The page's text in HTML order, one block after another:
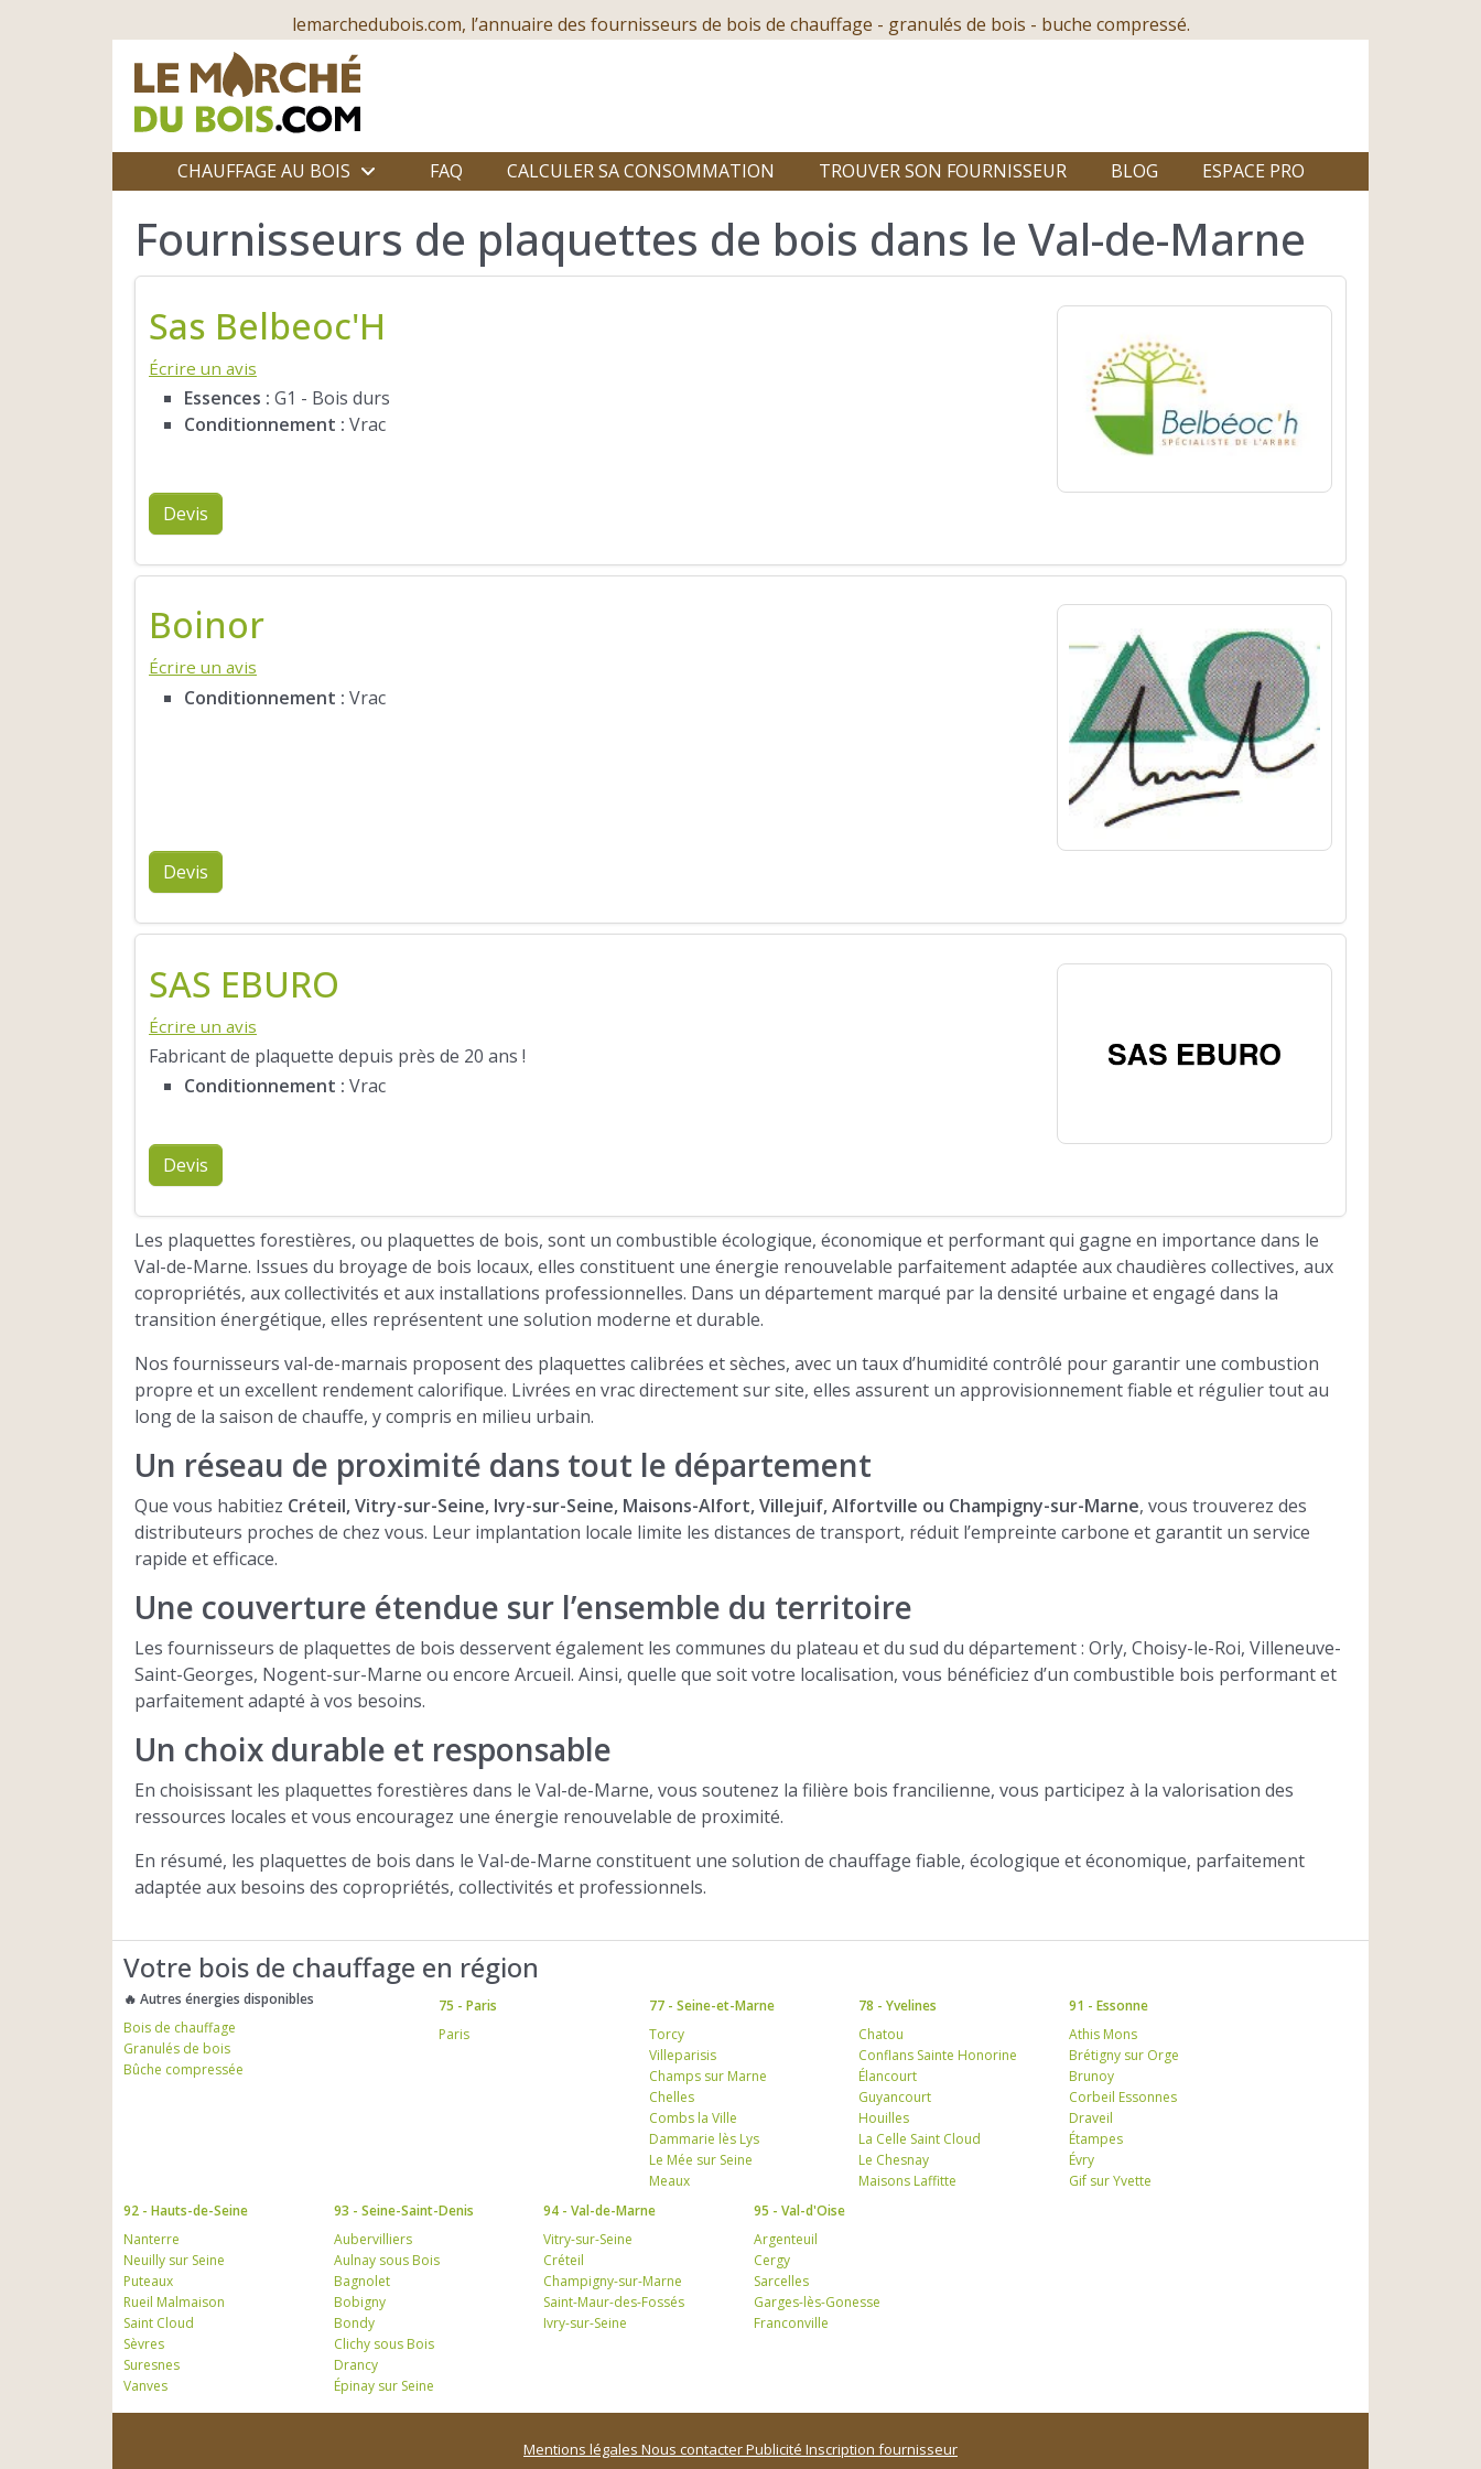
lemarchedubois.com, l’annuaire des fournisseurs de bois de chauffage - granulés de bois - buche compressé.
CHAUFFAGE AU BOIS FAQ CALCULER SA CONSOMMATION TROUVER SON FOURNISSEUR BLOG ESPACE PRO
Fournisseurs de plaquettes de bois dans le Val-de-Marne
Sas Belbeoc'H
Écrire un avis
Essences : G1 - Bois durs
Conditionnement : Vrac
Devis
Boinor
Écrire un avis
Conditionnement : Vrac
Devis
SAS EBURO
Écrire un avis
Fabricant de plaquette depuis près de 20 ans !
Conditionnement : Vrac
Devis
Les plaquettes forestières, ou plaquettes de bois, sont un combustible écologique, économique et performant qui gagne en importance dans le
Val-de-Marne. Issues du broyage de bois locaux, elles constituent une énergie renouvelable parfaitement adaptée aux chaudières collectives, aux
copropriétés, aux collectivités et aux installations professionnelles. Dans un département marqué par la densité urbaine et engagé dans la
transition énergétique, elles représentent une solution moderne et durable.
Nos fournisseurs val-de-marnais proposent des plaquettes calibrées et sèches, avec un taux d’humidité contrôlé pour garantir une combustion
propre et un excellent rendement calorifique. Livrées en vrac directement sur site, elles assurent un approvisionnement fiable et régulier tout au
long de la saison de chauffe, y compris en milieu urbain.
Un réseau de proximité dans tout le département
Que vous habitiez Créteil, Vitry-sur-Seine, Ivry-sur-Seine, Maisons-Alfort, Villejuif, Alfortville ou Champigny-sur-Marne, vous trouverez des
distributeurs proches de chez vous. Leur implantation locale limite les distances de transport, réduit l’empreinte carbone et garantit un service
rapide et efficace.
Une couverture étendue sur l’ensemble du territoire
Les fournisseurs de plaquettes de bois desservent également les communes du plateau et du sud du département : Orly, Choisy-le-Roi, Villeneuve-
Saint-Georges, Nogent-sur-Marne ou encore Arcueil. Ainsi, quelle que soit votre localisation, vous bénéficiez d’un combustible bois performant et
parfaitement adapté à vos besoins.
Un choix durable et responsable
En choisissant les plaquettes forestières dans le Val-de-Marne, vous soutenez la filière bois francilienne, vous participez à la valorisation des
ressources locales et vous encouragez une énergie renouvelable de proximité.
En résumé, les plaquettes de bois dans le Val-de-Marne constituent une solution de chauffage fiable, écologique et économique, parfaitement
adaptée aux besoins des copropriétés, collectivités et professionnels.
Votre bois de chauffage en région
🔥 Autres énergies disponibles
Bois de chauffage
Granulés de bois
Bûche compressée
75 - Paris
Paris
77 - Seine-et-Marne
Torcy
Villeparisis
Champs sur Marne
Chelles
Combs la Ville
Dammarie lès Lys
Le Mée sur Seine
Meaux
78 - Yvelines
Chatou
Conflans Sainte Honorine
Élancourt
Guyancourt
Houilles
La Celle Saint Cloud
Le Chesnay
Maisons Laffitte
91 - Essonne
Athis Mons
Brétigny sur Orge
Brunoy
Corbeil Essonnes
Draveil
Étampes
Évry
Gif sur Yvette
92 - Hauts-de-Seine
Nanterre
Neuilly sur Seine
Puteaux
Rueil Malmaison
Saint Cloud
Sèvres
Suresnes
Vanves
93 - Seine-Saint-Denis
Aubervilliers
Aulnay sous Bois
Bagnolet
Bobigny
Bondy
Clichy sous Bois
Drancy
Épinay sur Seine
94 - Val-de-Marne
Vitry-sur-Seine
Créteil
Champigny-sur-Marne
Saint-Maur-des-Fossés
Ivry-sur-Seine
95 - Val-d'Oise
Argenteuil
Cergy
Sarcelles
Garges-lès-Gonesse
Franconville
Mentions légales Nous contacterPublicité Inscription fournisseur